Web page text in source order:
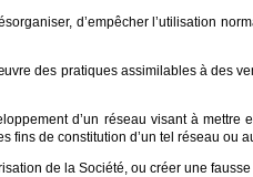
d’empêcher l’utilisation
des pratiques assimilables à des
d’un réseau visant à
de constitution d’un tel réseau ou
de la Société, ou créer une